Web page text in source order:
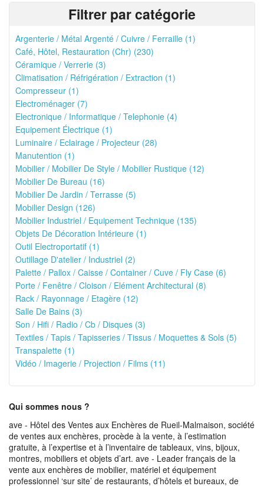
Filtrer par catégorie
Argenterie / Métal Argenté / Cuivre / Ferraille (1)
Café, Hôtel, Restauration (Chr) (230)
Céramique / Verrerie (3)
Climatisation / Réfrigération / Extraction (1)
Compresseur (1)
Electroménager (7)
Electronique / Informatique / Telephonie (4)
Equipement Électrique (1)
Luminaire / Eclairage / Projecteur (28)
Manutention (1)
Mobilier / Mobilier De Style / Mobilier Rustique (12)
Mobilier De Bureau (16)
Mobilier De Jardin / Terrasse (5)
Mobilier Design (126)
Mobilier Industriel / Equipement Technique (135)
Objets De Décoration Intérieure (1)
Outil Electroportatif (1)
Outillage D'atelier / Industriel (2)
Palette / Pallox / Caisse / Container / Cuve / Fly Case (6)
Porte / Fenêtre / Cloison / Elément Architectural (8)
Rack / Rayonnage / Etagère (12)
Salle De Bains (3)
Son / Hifi / Radio / Cb / Disques (3)
Textiles / Tapis / Tapisseries / Tissus / Moquettes & Sols (5)
Transpalette (1)
Vidéo / Imagerie / Projection / Films (11)
Qui sommes nous ?
ave - Hôtel des Ventes aux Enchères de Rueil-Malmaison, société
de ventes aux enchères, procède à la vente, à l’estimation
gratuite, à l’expertise et à l’inventaire de tableaux, vins, bijoux,
montres, mobiliers et objets d’art. ave - Leader français de la
vente aux enchères de mobilier, matériel et équipement
professionnel ‘sur site’ de restaurants, d’hôtels et bureaux, de